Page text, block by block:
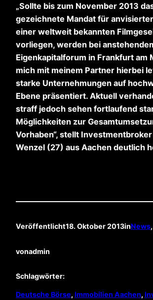
„Sollte bis zum November 2013
gezeichnete Mandat für
einer weltweit bekannten
vorliegen, werden bei
Eigenkapitalforum in Frankfurt am
mich mit meinem Partner hierbei
starke Unternehmungen auf
Ebene präsentiert. Aktuell
straff jedoch sehen fortlaufend
Möglichkeiten zur
Vorhaben“, stellt
Wenzel (27) aus Aachen deutlich
Veröffentlicht18. Oktober 2013inNews,
vonadmin
Schlagwörter:
Deutsche Börse, Immobilien Aachen,